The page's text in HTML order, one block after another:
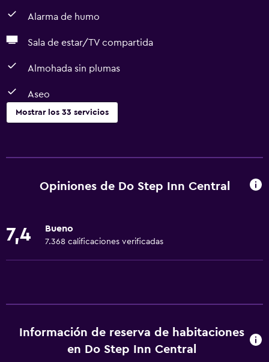
Alarma de humo
Sala de estar/TV compartida
Almohada sin plumas
Aseo
Mostrar los 33 servicios
Wifi gratis
Ventilador
Opiniones de Do Step Inn Central
7,4 Bueno
7.368 calificaciones verificadas
Información de reserva de habitaciones
en Do Step Inn Central